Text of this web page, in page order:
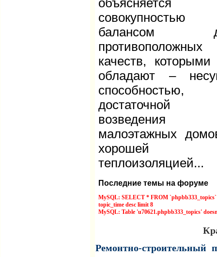
объясняется
балансом
противоположных
качеств,
обладают –
способностью,
достаточной
возведения
малоэтажных
хорошей
теплоизоляцией...
Последние темы на форуме
MySQL: SELECT * FROM
topic_time desc limit 8
MySQL: Table 'u70621.phpbb333_topics'
Ремонтно-строительный